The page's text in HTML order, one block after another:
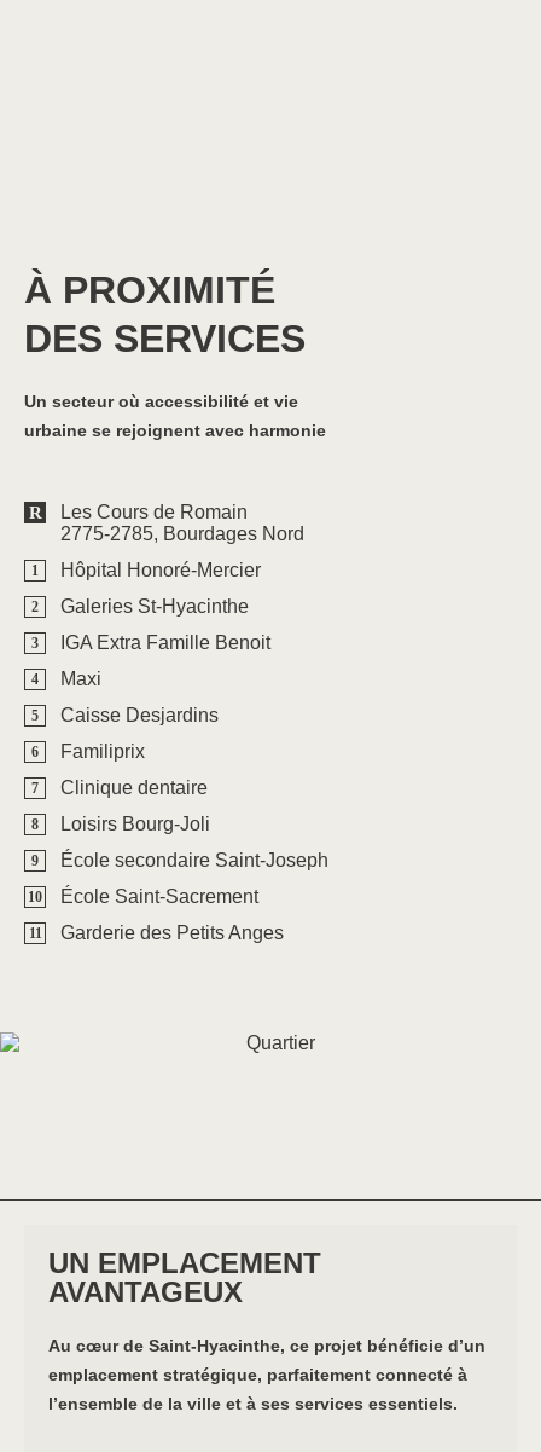
À PROXIMITÉ
DES SERVICES
Un secteur où accessibilité et vie
urbaine se rejoignent avec harmonie
Les Cours de Romain
2775-2785, Bourdages Nord
Hôpital Honoré-Mercier
Galeries St-Hyacinthe
IGA Extra Famille Benoit
Maxi
Caisse Desjardins
Familiprix
Clinique dentaire
Loisirs Bourg-Joli
École secondaire Saint-Joseph
École Saint-Sacrement
Garderie des Petits Anges
UN EMPLACEMENT
AVANTAGEUX
Au cœur de Saint-Hyacinthe, ce projet bénéficie d’un
emplacement stratégique, parfaitement connecté à
l’ensemble de la ville et à ses services essentiels.